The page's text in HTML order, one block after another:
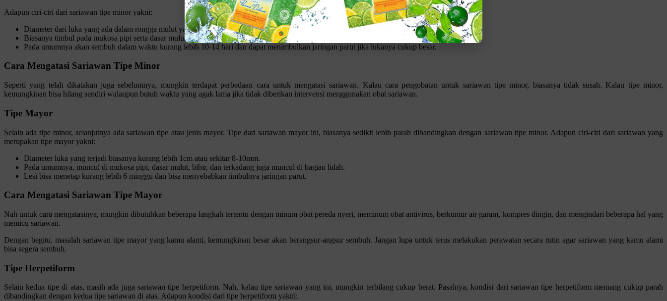
Adapun ciri-ciri dari sariawan tipe minor yakni:
Diameter dari luka yang ada dalam rongga mulut yakni 8-10mm.
Biasanya timbul pada mukosa pipi serta dasar mulut.
Pada umumnya akan sembuh dalam waktu kurang lebih 10-14 hari dan dapat menimbulkan jaringan parut jika lukanya cukup besar.
Cara Mengatasi Sariawan Tipe Minor
Seperti yang telah dikatakan juga sebelumnya, mungkin terdapat perbedaan cara untuk mengatasi sariawan. Kalau cara pengobatan untuk sariawan tipe minor, biasanya tidak susah. Kalau tipe minor,
kemungkinan bisa hilang sendiri walaupun butuh waktu yang agak lama jika tidak diberikan intervensi menggunakan obat sariawan.
Tipe Mayor
Selain ada tipe minor, selanjutnya ada sariawan tipe atau jenis mayor. Tipe dari sariawan mayor ini, biasanya sedikit lebih parah dibandingkan dengan sariawan tipe minor. Adapun ciri-ciri dari sariawan yang
merupakan tipe mayor yakni:
Diameter luka yang terjadi biasanya kurang lebih 1cm atau sekitar 8-10mm.
Pada umumnya, muncul di mukosa pipi, dasar mulut, bibir, dan terkadang juga muncul di bagian lidah.
Lesi bisa menetap kurang lebih 6 minggu dan bisa menyebabkan timbulnya jaringan parut.
Cara Mengatasi Sariawan Tipe Mayor
Nah untuk cara mengatasinya, mungkin dibutuhkan beberapa langkah tertentu dengan minum obat pereda nyeri, meminum obat antivirus, berkumur air garam, kompres dingin, dan mengindari beberapa hal yang
memicu sariawan.
Dengan begitu, masalah sariawan tipe mayor yang kamu alami, kemungkinan besar akan berangsur-angsur sembuh. Jangan lupa untuk terus melakukan perawatan secara rutin agar sariawan yang kamu alami
bisa segera sembuh.
Tipe Herpetiform
Selain kedua tipe di atas, masih ada juga sariawan tipe herpetiform. Nah, kalau tipe sariawan yang ini, mungkin terbilang cukup berat. Pasalnya, kondisi dari sariawan tipe herpetiform memang cukup parah
dibandingkan dengan kedua tipe sariawan di atas. Adapun kondisi dari tipe herpetiform yakni: